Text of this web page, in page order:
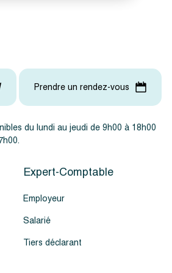
du lundi au jeudi de 9h00 à 18h00
Prendre un rendez-vous
Expert-Comptable
Employeur
Salarié
Tiers déclarant